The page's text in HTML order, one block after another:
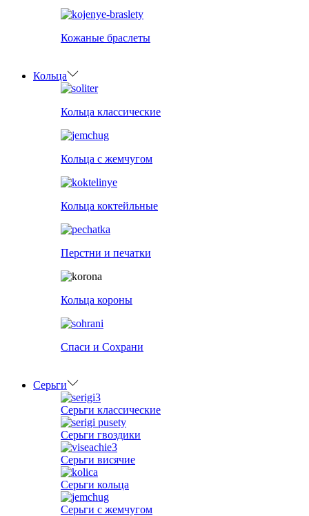
Кожаные браслеты
Кольца
Кольца классические
Кольца с жемчугом
Кольца коктейльные
Перстни и печатки
Кольца короны
Спаси и Сохрани
Серьги
Серьги классические
Серьги гвоздики
Серьги висячие
Серьги кольца
Серьги с жемчугом